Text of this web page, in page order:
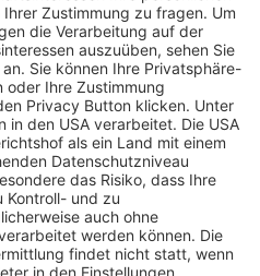
erwartet im
22.07.2026